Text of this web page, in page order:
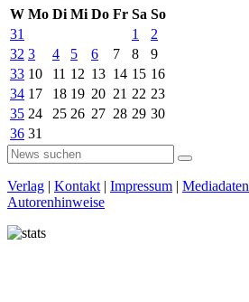
W Mo Di Mi Do Fr Sa So
31
1
2
32 3 4 5 6 7 8
9
33 10 11 12 13 14 15 16
34 17 18 19 20 21 22 23
35 24 25 26 27 28 29 30
36 31
Verlag | Kontakt | Impressum | Mediadaten
Autorenhinweise